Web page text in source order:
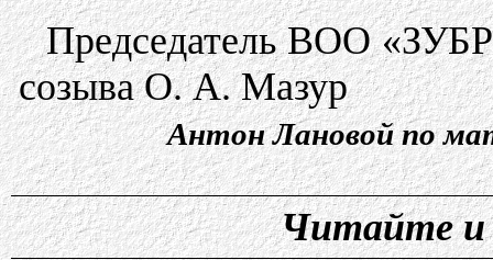
Председатель ВОО
созыва О. А. Мазур
Антон Лановой по
Читайте и